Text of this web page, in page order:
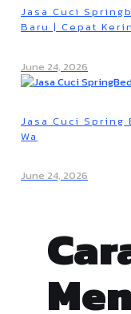
Jasa Cuci
Baru | Cepat
June 24, 2026
Jasa Cuci Spring
Wa
June 24, 2026